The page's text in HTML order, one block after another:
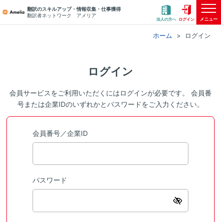
翻訳のスキルアップ・情報収集・仕事獲得
翻訳者ネットワーク アメリア
法人の方へ ログイン メニュー
ホーム ログイン
ログイン
会員サービスをご利用いただくにはログインが必要です。 会員番
号または企業IDのいずれかとパスワードをご入力ください。
会員番号／企業ID
パスワード